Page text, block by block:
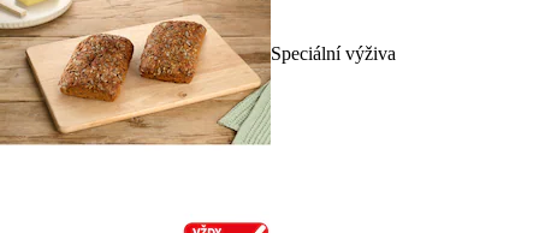
Speciální výživa